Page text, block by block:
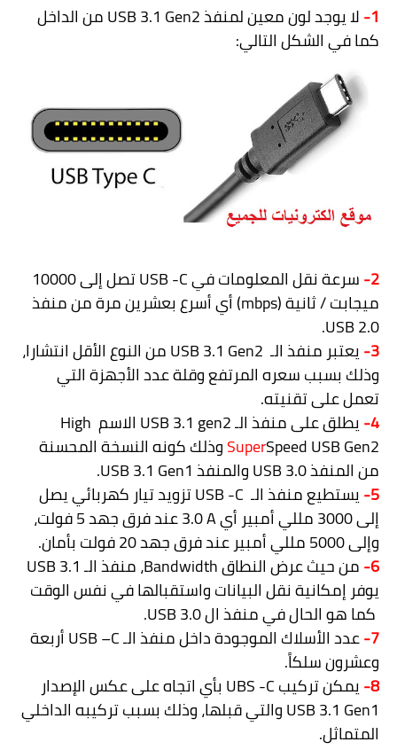
1- لا يوجد لون معين لمنفذUSB 3.1 Gen2من الداخل
كما في الشكل التالي:
2- سرعة نقل المعلومات فيUSB -Cتصل إلى10000
ميجابت / ثانية (mbps) أي أسرع بعشرين مرة من منفذ
USB 2.0
.
3- يعتبر منفذ الـ USB 3.1 Gen2من النوع الأقل انتشارا،
وذلك بسبب سعره المرتفع وقلة عدد الأجهزة التي
تعمل على تقنيته.
4- يطلق على منفذ الـUSB 3.1 gen2 الاسم High
Speed USB Gen2
Superوذلك كونه النسخة المحسنة
من المنفذUSB 3.0والمنفذ USB 3.1 Gen1
.
5- يستطيع منفذ الـ USB -Cتزويد تيار كهربائي يصل
إلى 3000 مللي أمبير أي
3.0 A
عند فرق جهد 5 فولت،
وإلى 5000 مللي أمبير عند فرق جهد 20 فولت بأمان.
6- من حيث عرض النطاقBandwidth، منفذ الـ USB 3.1
يوفر إمكانية نقل البيانات واستقبالها في نفس الوقت
كما هو الحال في منفذ الUSB 3.0
.
7- عدد الأسلاك الموجودة داخل منفذ الـUSB –Cأربعة
وعشرون سلكاً.
8- يمكن تركيبUBS -C بأي اتجاه على عكس الإصدار
USB 3.1 Gen1والتي قبلها، وذلك بسبب تركيبه الداخلي
المتماثل.